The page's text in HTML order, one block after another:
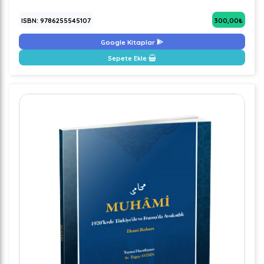
ISBN: 9786255545107 300,00₺
Google Kitaplar
Sepete Ekle